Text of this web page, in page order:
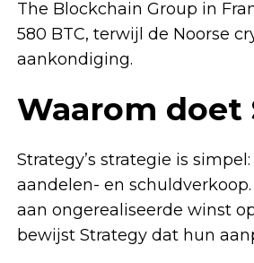
The Blockchain Group in
580 BTC, terwijl de Noorse
aankondiging.
Waarom
Strategy’s strategie is
aandelen- en
aan ongerealiseerde winst
bewijst Strategy dat hun